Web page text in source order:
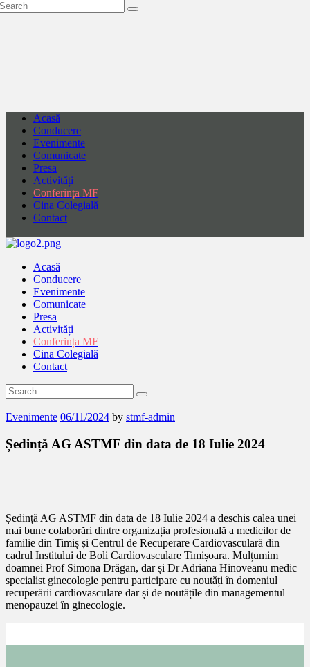
Acasă
Conducere
Evenimente
Comunicate
Presa
Activități
Conferința MF
Cina Colegială
Contact
Acasă
Conducere
Evenimente
Comunicate
Presa
Activități
Conferința MF
Cina Colegială
Contact
Evenimente 06/11/2024 by stmf-admin
Ședință AG ASTMF din data de 18 Iulie 2024
Ședință AG ASTMF din data de 18 Iulie 2024 a deschis calea unei
mai bune colaborări dintre organizația profesională a medicilor de
familie din Timiș și Centrul de Recuperare Cardiovasculară din
cadrul Institului de Boli Cardiovasculare Timișoara. Mulțumim
doamnei Prof Simona Drăgan, dar și Dr Adriana Hinoveanu medic
specialist ginecologie pentru participare cu noutăți în domeniul
recuperării cardiovasculare dar și de noutățile din managementul
menopauzei în ginecologie.